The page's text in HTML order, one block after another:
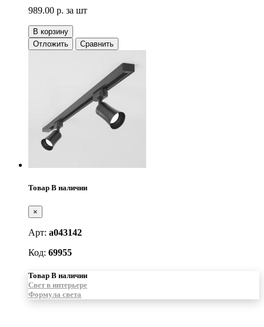
989.00 р. за шт
В корзину
Отложить
Сравнить
Товар В наличии
×
Арт: a043142
Код: 69955
Товар В наличии
Свет в интерьере
Формула света